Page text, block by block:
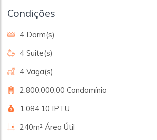
Condições
4 Dorm(s)
4 Suite(s)
4 Vaga(s)
2.800.000,00 Condomínio
1.084,10 IPTU
240m² Área Útil